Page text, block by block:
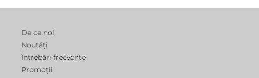
De ce noi
Noutăți
Întrebări frecvente
Promoții